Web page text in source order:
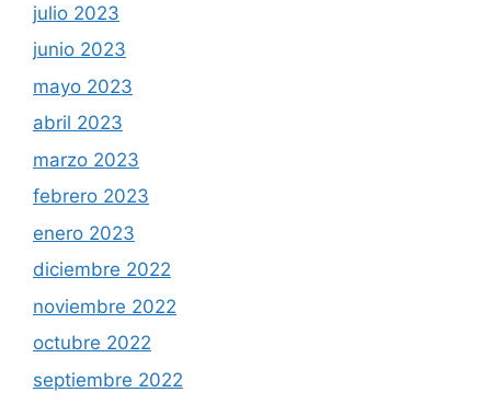
julio 2023
junio 2023
mayo 2023
abril 2023
marzo 2023
febrero 2023
enero 2023
diciembre 2022
noviembre 2022
octubre 2022
septiembre 2022